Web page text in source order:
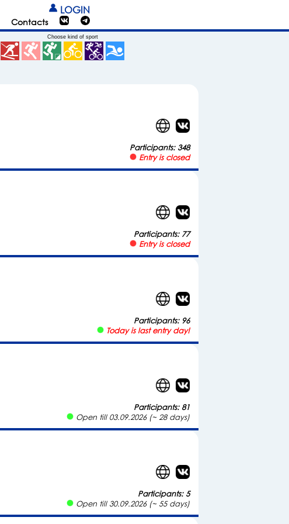
LOGIN
Contacts
Choose kind of sport
Participants: 348
Entry is closed
Participants: 77
Entry is closed
Participants: 96
Today is last entry day!
Participants: 81
Open till 03.09.2026 (~ 28 days)
Participants: 5
Open till 30.09.2026 (~ 55 days)